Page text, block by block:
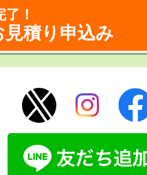
了！
見積り申込み